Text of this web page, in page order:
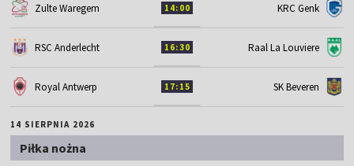
Zulte Waregem 14:00 KRC Genk
RSC Anderlecht 16:30 Raal La Louviere
Royal Antwerp 17:15 SK Beveren
14 SIERPNIA 2026
Piłka nożna